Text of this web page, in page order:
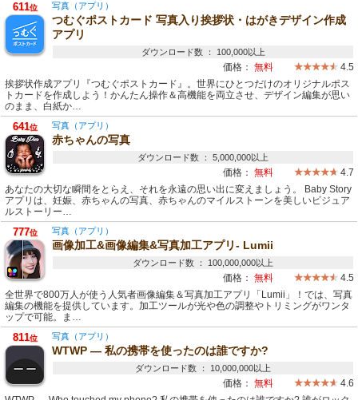
611位 写真（アプリ）
つむぐポストカード 写真入り挨拶状・はがきデザイン作成
アプリ
ダウンロード数 ： 100,000以上
価格： 無料
4.5
挨拶状作成アプリ『つむぐポストカード』。世界にひとつだけのオリジナルポス
トカードを作成しよう！かんたん操作＆高機能を両立させ、デザイン編集が思い
のまま、白紙か…
641位 写真（アプリ）
赤ちゃんの写真
ダウンロード数 ： 5,000,000以上
価格： 無料
4.7
あなたの大切な瞬間をとらえ、それを永遠の思い出に変えましょう。 Baby Story
アプリは、妊娠、赤ちゃんの写真、赤ちゃんのマイルストーンを美しいビジュア
ルストーリー…
777位 写真（アプリ）
画像加工&画像編集&写真加工アプリ- Lumii
ダウンロード数 ： 100,000,000以上
価格： 無料
4.5
全世界で800万人が使う人気者画像編集＆写真加工アプリ「Lumii」！では、写真
編集の機能を提供しています。加工ツールが光や色の調整やトリミングがワンタ
ップで可能。ま…
811位 写真（アプリ）
WTWP — 私の携帯を使ったのは誰ですか?
ダウンロード数 ： 10,000,000以上
価格： 無料
4.6